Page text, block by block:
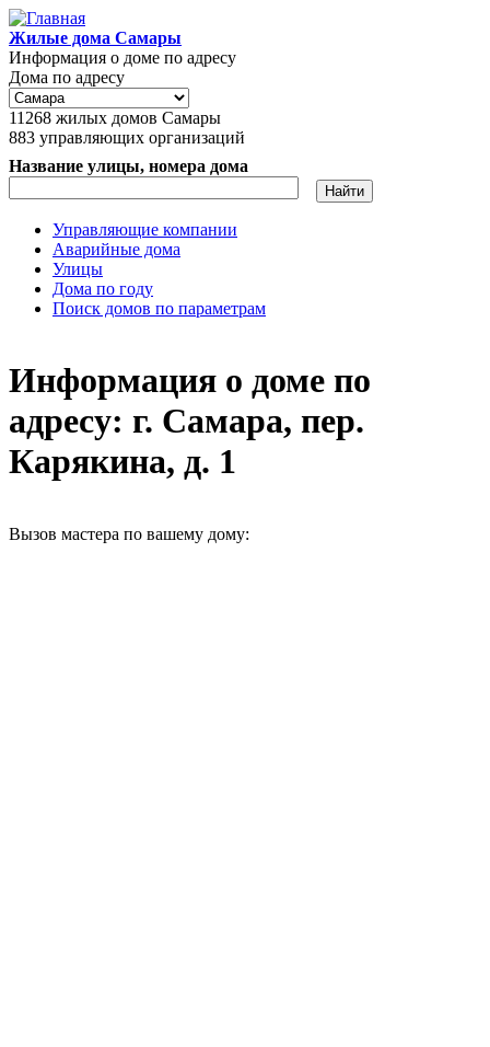
Перейти к основному содержанию
Жилые дома Самары
Информация о доме по адресу
Дома по адресу
11268 жилых домов Самары
883 управляющих организаций
Название улицы, номера дома
Главное меню
Управляющие компании
Аварийные дома
Улицы
Дома по году
Поиск домов по параметрам
Информация о доме по
адресу: г. Самара, пер.
Карякина, д. 1
Вызов мастера по вашему дому: